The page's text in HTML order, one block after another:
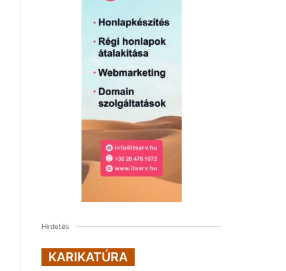
Hirdetés
KARIKATÚRA